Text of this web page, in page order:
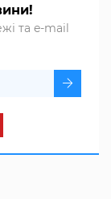
та e-mail